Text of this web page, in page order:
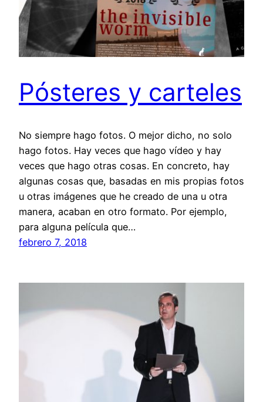
Pósteres y carteles
No siempre hago fotos. O mejor dicho, no solo
hago fotos. Hay veces que hago vídeo y hay
veces que hago otras cosas. En concreto, hay
algunas cosas que, basadas en mis propias fotos
u otras imágenes que he creado de una u otra
manera, acaban en otro formato. Por ejemplo,
para alguna película que…
febrero 7, 2018